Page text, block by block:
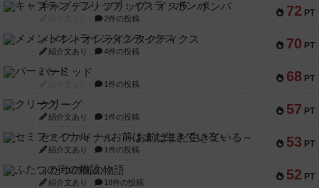
72 PT
キャプテン・フリップ：イスラ・ボンバ
2件の投稿
70 PT
メメントオンラインタクティクス
紹介文あり 4件の投稿
68 PT
パーミッド
1件の投稿
57 PT
クリーグ
紹介文あり 1件の投稿
53 PT
セミファイナル ～お前はまだ生きている～
紹介文あり 1件の投稿
52 PT
ふたつの街の物語
紹介文あり 18件の投稿